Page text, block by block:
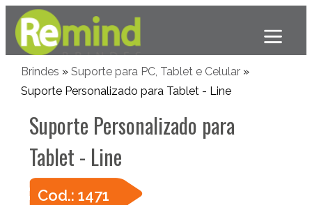
Brindes » Suporte para PC, Tablet e Celular»
Suporte Personalizado para Tablet - Line
Suporte Personalizado para
Tablet - Line
Cod.: 1471